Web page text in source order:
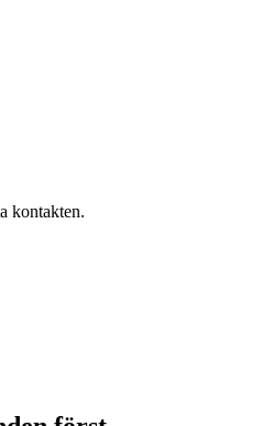
kontakten.